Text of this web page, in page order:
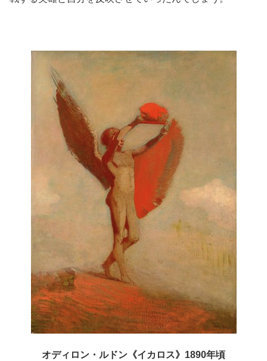
オディロン・ルドン《イカロス》1890年頃